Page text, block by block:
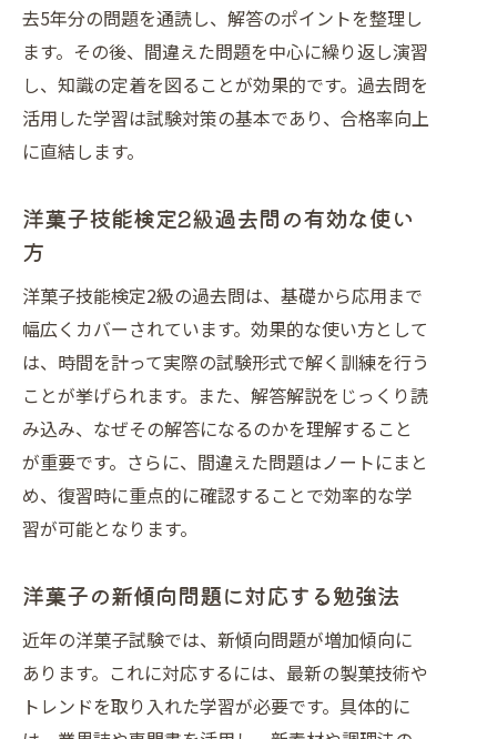
去5年分の問題を通読し、解答のポイントを整理し
ます。その後、間違えた問題を中心に繰り返し演習
し、知識の定着を図ることが効果的です。過去問を
活用した学習は試験対策の基本であり、合格率向上
に直結します。
洋菓子技能検定2級過去問の有効な使い
方
洋菓子技能検定2級の過去問は、基礎から応用まで
幅広くカバーされています。効果的な使い方として
は、時間を計って実際の試験形式で解く訓練を行う
ことが挙げられます。また、解答解説をじっくり読
み込み、なぜその解答になるのかを理解すること
が重要です。さらに、間違えた問題はノートにまと
め、復習時に重点的に確認することで効率的な学
習が可能となります。
洋菓子の新傾向問題に対応する勉強法
近年の洋菓子試験では、新傾向問題が増加傾向に
あります。これに対応するには、最新の製菓技術や
トレンドを取り入れた学習が必要です。具体的に